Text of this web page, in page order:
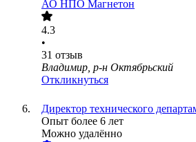
АО НПО Магнетон
4.3
•
31 отзыв
Владимир, р-н Октябрьский
Откликнуться
Директор технического
Опыт более 6 лет
Можно удалённо